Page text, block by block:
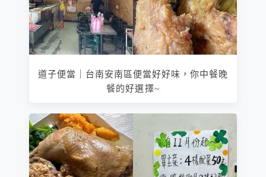
道子便當｜台南安南區便當好好味，你中餐晚
餐的好選擇~